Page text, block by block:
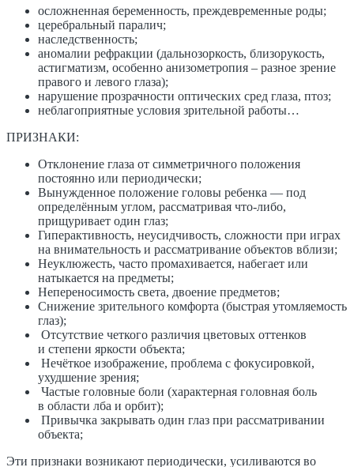
осложненная беременность, преждевременные роды;
церебральный паралич;
наследственность;
аномалии рефракции (дальнозоркость, близорукость,
астигматизм, особенно анизометропия – разное зрение
правого и левого глаза);
нарушение прозрачности оптических сред глаза, птоз;
неблагоприятные условия зрительной работы…
ПРИЗНАКИ:
Отклонение глаза от симметричного положения
постоянно или периодически;
Вынужденное положение головы ребенка — под
определённым углом, рассматривая что-либо,
прищуривает один глаз;
Гиперактивность, неусидчивость, сложности при играх
на внимательность и рассматривание объектов вблизи;
Неуклюжесть, часто промахивается, набегает или
натыкается на предметы;
Непереносимость света, двоение предметов;
Снижение зрительного комфорта (быстрая утомляемость
глаз);
Отсутствие четкого различия цветовых оттенков
и степени яркости объекта;
Нечёткое изображение, проблема с фокусировкой,
ухудшение зрения;
Частые головные боли (характерная головная боль
в области лба и орбит);
Привычка закрывать один глаз при рассматривании
объекта;
Эти признаки возникают периодически, усиливаются во